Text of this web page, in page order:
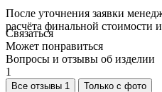
После уточнения заявки
расчёта финальной стоимости
Связаться
Может понравиться
Вопросы и отзывы об изделии
1
Все отзывы 1 Только с фото